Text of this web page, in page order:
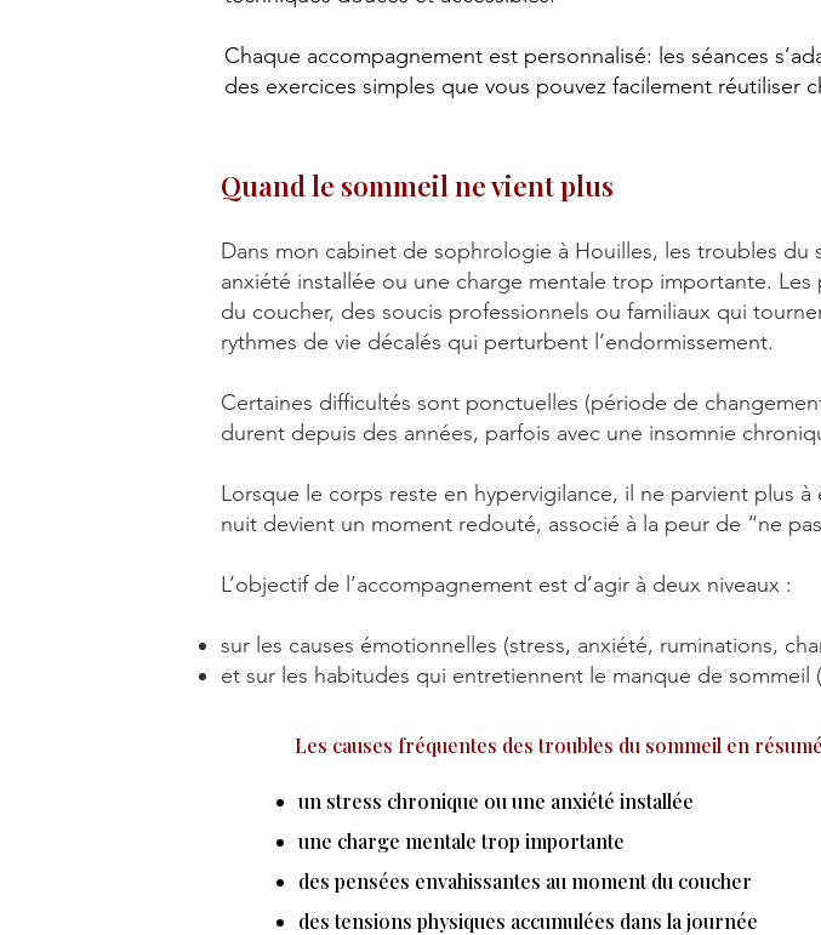
Chaque accompagnement est personnalisé: les séances
des exercices simples que vous pouvez facilement réutiliser
Quand le sommeil ne vient plus
Dans mon cabinet de sophrologie à Houilles, les troubles
anxiété installée ou une charge mentale trop importante.
du coucher, des soucis professionnels ou familiaux qui
rythmes de vie décalés qui perturbent l’endormissement.
Certaines difficultés sont ponctuelles (période de
durent depuis des années, parfois avec une insomnie
Lorsque le corps reste en hypervigilance, il ne parvient plus
nuit devient un moment redouté, associé à la peur de “ne
L’objectif de l’accompagnement est d’agir à deux niveaux :
sur les causes émotionnelles (stress, anxiété, ruminations,
et sur les habitudes qui entretiennent le manque de
Les causes fréquentes des troubles du sommeil en résumé
un stress chronique ou une anxiété installée
une charge mentale trop importante
des pensées envahissantes au moment du coucher
des tensions physiques accumulées dans la journée